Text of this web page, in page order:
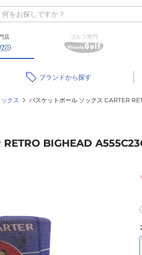
店 ゴルフ専門
ブランド
クス バスケットボール ソックス CARTER
RETRO BIGHEAD